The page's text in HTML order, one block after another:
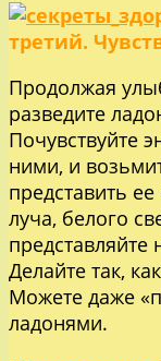
третий.
Продолжая
разведите
Почувствуйте
ними, и
представить
луча, белого
представляйте
Делайте так,
Можете даже
ладонями.